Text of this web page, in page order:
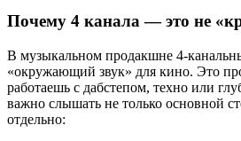
Почему 4 канала — это не
В музыкальном продакшне 4-
«окружающий звук» для кино. Это
работаешь с дабстепом, техно или
важно слышать не только основной
отдельно: